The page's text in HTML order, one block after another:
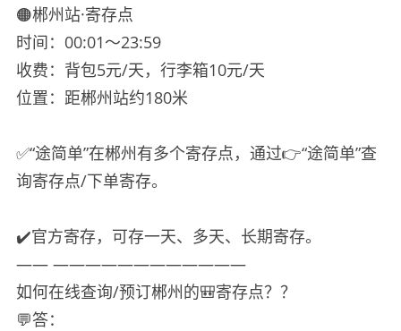
🟠郴州站·寄存点
时间：00:01～23:59
收费：背包5元/天，行李箱10元/天
位置：距郴州站约180米
✅“途简单”在郴州有多个寄存点，通过👉“途简单”查
询寄存点/下单寄存。
✔️官方寄存，可存一天、多天、长期寄存。
—— ————————————
如何在线查询/预订郴州的🎒寄存点？？
💬答：